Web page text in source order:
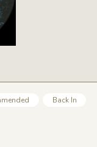
Back In